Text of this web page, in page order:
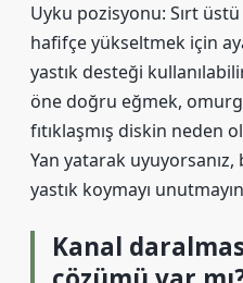
Uyku pozisyonu: Sırt
hafifçe yükseltmek için
yastık desteği
öne doğru eğmek,
fıtıklaşmış diskin neden
Yan yatarak uyuyorsanız,
yastık koymayı
Kanal